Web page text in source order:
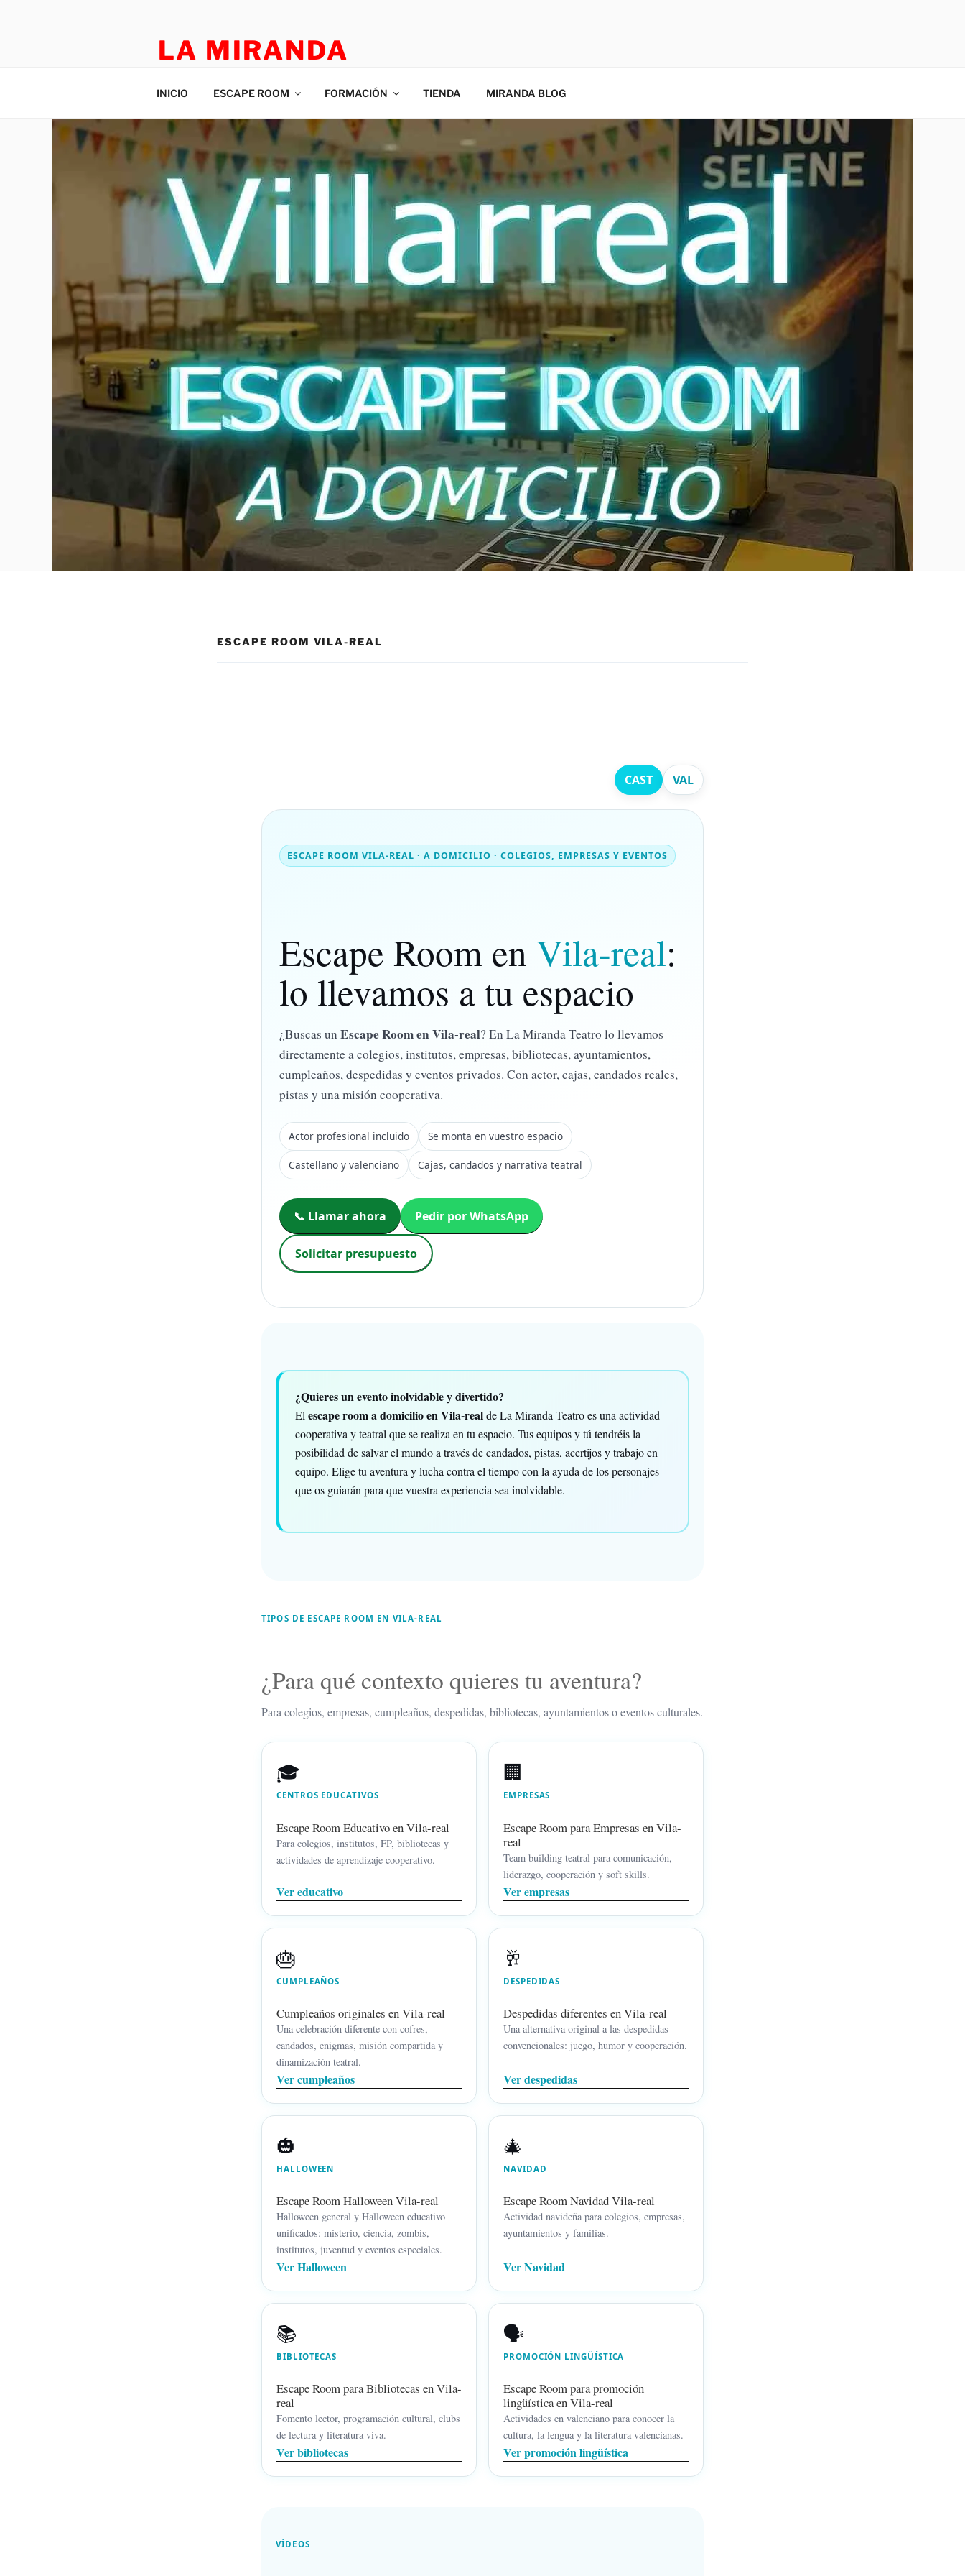
LA MIRANDA
INICIO ESCAPE ROOM FORMACIÓN TIENDA MIRANDA BLOG
ESCAPE ROOM VILA-REAL
CAST VAL
ESCAPE ROOM VILA-REAL · A DOMICILIO · COLEGIOS, EMPRESAS Y EVENTOS
Escape Room en Vila-real:
lo llevamos a tu espacio
¿Buscas un Escape Room en Vila-real? En La Miranda Teatro lo llevamos
directamente a colegios, institutos, empresas, bibliotecas, ayuntamientos,
cumpleaños, despedidas y eventos privados. Con actor, cajas, candados reales,
pistas y una misión cooperativa.
Actor profesional incluido Se monta en vuestro espacio
Castellano y valenciano Cajas, candados y narrativa teatral
📞 Llamar ahora Pedir por WhatsApp
Solicitar presupuesto
¿Quieres un evento inolvidable y divertido?
El escape room a domicilio en Vila-realde La Miranda Teatro es una actividad
cooperativa y teatral que se realiza en tu espacio. Tus equipos y tú tendréis la
posibilidad de salvar el mundo a través de candados, pistas, acertijos y trabajo en
equipo. Elige tu aventura y lucha contra el tiempo con la ayuda de los personajes
que os guiarán para que vuestra experiencia sea inolvidable.
TIPOS DE ESCAPE ROOM EN VILA-REAL
¿Para qué contexto quieres tu aventura?
Para colegios, empresas, cumpleaños, despedidas, bibliotecas, ayuntamientos o eventos culturales.
🎓
CENTROS EDUCATIVOS
Escape Room Educativo en Vila-real
Para colegios, institutos, FP, bibliotecas y
actividades de aprendizaje cooperativo.
Ver educativo
🏢
EMPRESAS
Escape Room para Empresas en Vila-
real
Team building teatral para comunicación,
liderazgo, cooperación y soft skills.
Ver empresas
🎂
CUMPLEAÑOS
Cumpleaños originales en Vila-real
Una celebración diferente con cofres,
candados, enigmas, misión compartida y
dinamización teatral.
Ver cumpleaños
🥂
DESPEDIDAS
Despedidas diferentes en Vila-real
Una alternativa original a las despedidas
convencionales: juego, humor y cooperación.
Ver despedidas
🎃
HALLOWEEN
Escape Room Halloween Vila-real
Halloween general y Halloween educativo
unificados: misterio, ciencia, zombis,
institutos, juventud y eventos especiales.
Ver Halloween
🎄
NAVIDAD
Escape Room Navidad Vila-real
Actividad navideña para colegios, empresas,
ayuntamientos y familias.
Ver Navidad
📚
BIBLIOTECAS
Escape Room para Bibliotecas en Vila-
real
Fomento lector, programación cultural, clubs
de lectura y literatura viva.
Ver bibliotecas
🗣️
PROMOCIÓN LINGÜÍSTICA
Escape Room para promoción
lingüística en Vila-real
Actividades en valenciano para conocer la
cultura, la lengua y la literatura valencianas.
Ver promoción lingüística
VÍDEOS